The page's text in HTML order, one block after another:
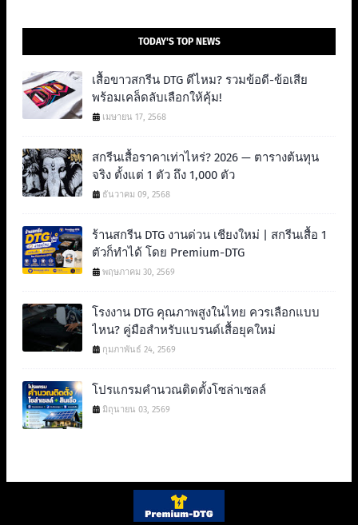
TODAY'S TOP NEWS
เสื้อขาวสกรีน DTG ดีไหม? รวมข้อดี-ข้อเสีย
พร้อมเคล็ดลับเลือกให้คุ้ม!
เมษายน 17, 2568
สกรีนเสื้อราคาเท่าไหร่? 2026 — ตารางต้นทุน
จริง ตั้งแต่ 1 ตัว ถึง 1,000 ตัว
ธันวาคม 09, 2568
ร้านสกรีน DTG งานด่วน เชียงใหม่ | สกรีนเสื้อ 1
ตัวก็ทำได้ โดย Premium-DTG
พฤษภาคม 30, 2569
โรงงาน DTG คุณภาพสูงในไทย ควรเลือกแบบ
ไหน? คู่มือสำหรับแบรนด์เสื้อยุคใหม่
กุมภาพันธ์ 24, 2569
โปรแกรมคำนวณติดตั้งโซล่าเซลล์
มิถุนายน 03, 2569